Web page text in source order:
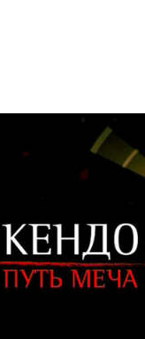
Документальное